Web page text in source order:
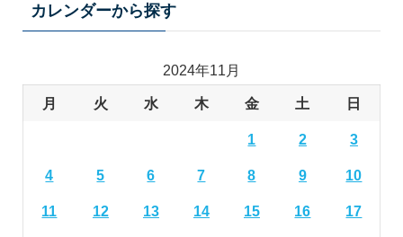
カレンダーから探す
2024年11月
月 火 水 木 金 土 日
1 2 3
4 5 6 7 8 9 10
11 12 13 14 15 16 17